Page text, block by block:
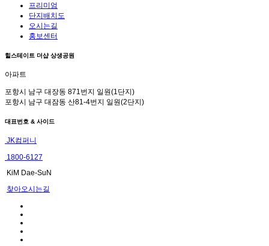
프리미엄
단지배치도
오시는길
홍보센터
힐스테이트 더샵 상생공원
아파트
포항시 남구 대장동 871번지 일원(1단지)
포항시 남구 대잠동 산81-4번지 일원(2단지)
대표번호 & 사이드
JK컴퍼니
1800-6127
KiM Dae-SuN
찾아오시는길